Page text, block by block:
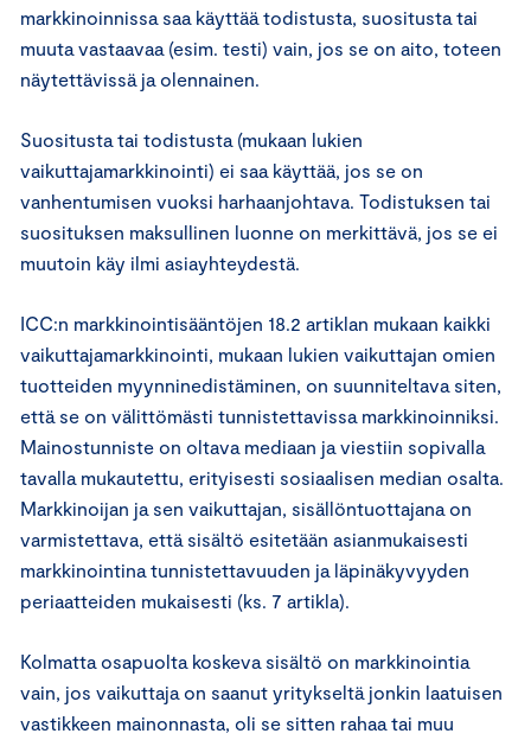
markkinoinnissa saa käyttää todistusta, suositusta tai
muuta vastaavaa (esim. testi) vain, jos se on aito, toteen
näytettävissä ja olennainen.
Suositusta tai todistusta (mukaan lukien
vaikuttajamarkkinointi) ei saa käyttää, jos se on
vanhentumisen vuoksi harhaanjohtava. Todistuksen tai
suosituksen maksullinen luonne on merkittävä, jos se ei
muutoin käy ilmi asiayhteydestä.
ICC:n markkinointisääntöjen 18.2 artiklan mukaan kaikki
vaikuttajamarkkinointi, mukaan lukien vaikuttajan omien
tuotteiden myynninedistäminen, on suunniteltava siten,
että se on välittömästi tunnistettavissa markkinoinniksi.
Mainostunniste on oltava mediaan ja viestiin sopivalla
tavalla mukautettu, erityisesti sosiaalisen median osalta.
Markkinoijan ja sen vaikuttajan, sisällöntuottajana on
varmistettava, että sisältö esitetään asianmukaisesti
markkinointina tunnistettavuuden ja läpinäkyvyyden
periaatteiden mukaisesti (ks. 7 artikla).
Kolmatta osapuolta koskeva sisältö on markkinointia
vain, jos vaikuttaja on saanut yritykseltä jonkin laatuisen
vastikkeen mainonnasta, oli se sitten rahaa tai muu